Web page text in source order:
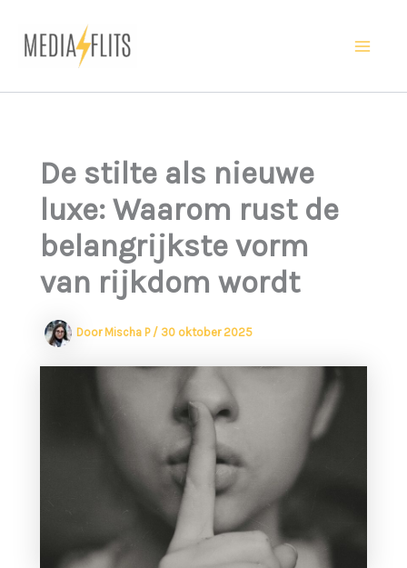
naar
De stilte als nieuwe
luxe: Waarom rust de
belangrijkste vorm
van rijkdom wordt
Door Mischa P / 30 oktober 2025